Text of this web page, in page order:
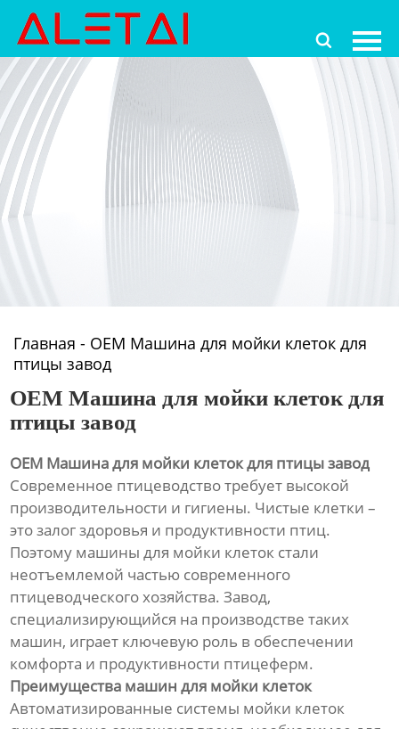

Главная
Продукция
Новости
О Hас
Контакты
Главная - OEM Машина для мойки клеток для
птицы завод
OEM Машина для мойки клеток для
птицы завод
OEM Машина для мойки клеток для птицы завод
Современное птицеводство требует высокой
производительности и гигиены. Чистые клетки –
это залог здоровья и продуктивности птиц.
Поэтому машины для мойки клеток стали
неотъемлемой частью современного
птицеводческого хозяйства. Завод,
специализирующийся на производстве таких
машин, играет ключевую роль в обеспечении
комфорта и продуктивности птицеферм.
Преимущества машин для мойки клеток
Автоматизированные системы мойки клеток